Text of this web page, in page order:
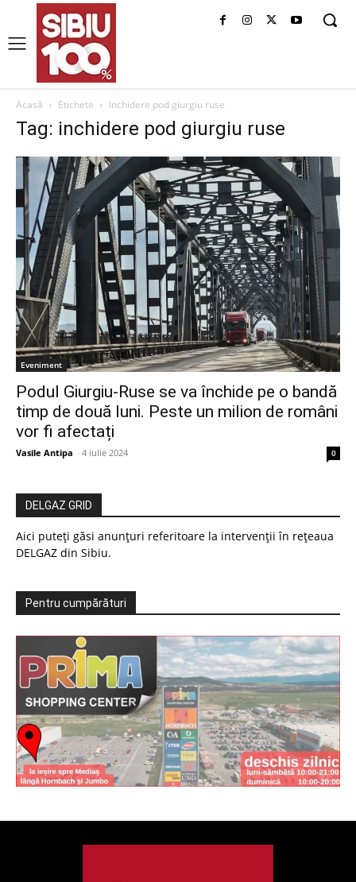
Acasă Etichete Inchidere pod giurgiu ruse
Tag: inchidere pod giurgiu ruse
Eveniment
Podul Giurgiu-Ruse se va închide pe o bandă
timp de două luni. Peste un milion de români
vor fi afectați
Vasile Antipa - 4 iulie 2024 0
DELGAZ GRID
Aici puteți găsi anunțuri referitoare la intervenții în rețeaua
DELGAZ din Sibiu.
Pentru cumpărături